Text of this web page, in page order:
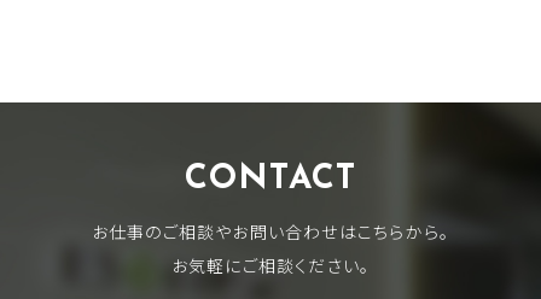
CONTACT
お仕事のご相談やお問い合わせはこちらから。
お気軽にご相談ください。